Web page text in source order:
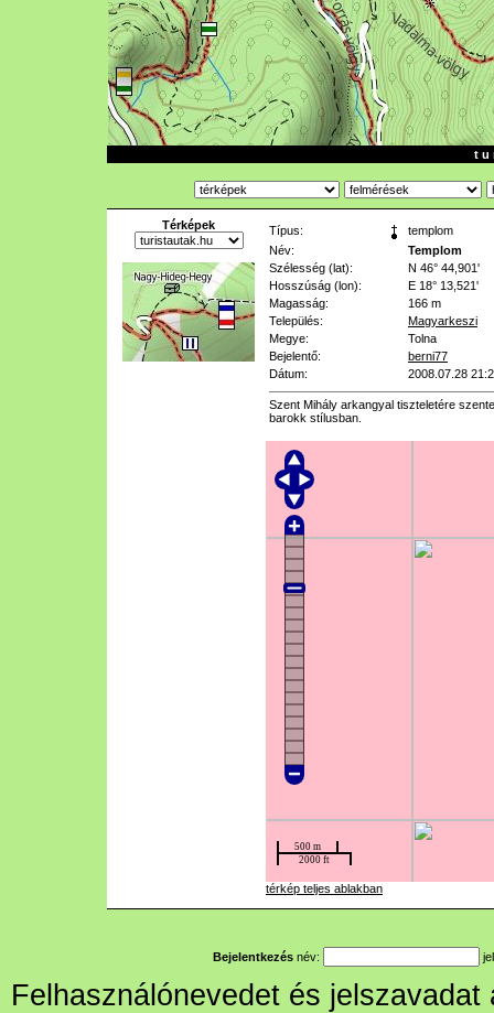
t u
Térképek Típus:
templom
Név:
Templom
Szélesség (lat):
N 46° 44,901'
Hosszúság (lon):
E 18° 13,521'
Magasság:
166 m
Település:
Magyarkeszi
Megye:
Tolna
Bejelentő:
berni77
Dátum:
2008.07.28
Szent Mihály arkangyal tiszteletére
barokk stílusban.
térkép teljes ablakban
Bejelentkezés név:
Felhasználónevedet és